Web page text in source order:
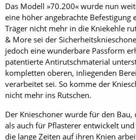
Das Modell »70.200« wurde nun
eine höher angebrachte Befestigung
Träger nicht mehr in die Kniekehle
& More sei der
jedoch eine wunderbare Passform
patentierte Antirutschmaterial
kompletten oberen, inliegenden
verarbeitet sei. So komme der
nicht mehr ins Rutschen.
Der Knieschoner wurde für den Bau,
als auch für Pflasterer entwickelt
die lange Zeiten auf ihren Knien